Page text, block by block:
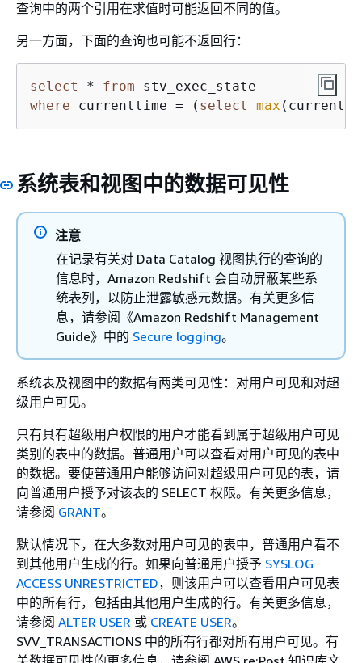
查询中的两个引用在求值时可能返回不同的值。
另一方面，下面的查询也可能不返回行：
select * from
where currenttime = ( select max
系统表和视图中的数据可见性
注意
在记录有关对 Data Catalog 视图执行的查询的
信息时，Amazon Redshift 会自动屏蔽某些系
统表列，以防止泄露敏感元数据。有关更多信
息，请参阅《Amazon Redshift Management
Guide》 中的 Secure logging。
系统表及视图中的数据有两类可见性：对用户可见和对超
级用户可见。
只有具有超级用户权限的用户才能看到属于超级用户可见
类别的表中的数据。普通用户可以查看对用户可见的表中
的数据。要使普通用户能够访问对超级用户可见的表，请
向普通用户授予对该表的 SELECT 权限。有关更多信息，
请参阅 GRANT。
默认情况下，在大多数对用户可见的表中，普通用户看不
到其他用户生成的行。如果向普通用户授予 SYSLOG
ACCESS UNRESTRICTED，则该用户可以查看用户可见表
中的所有行，包括由其他用户生成的行。有关更多信息，
请参阅 ALTER USER 或 CREATE USER。
SVV_TRANSACTIONS 中的所有行都对所有用户可见。有